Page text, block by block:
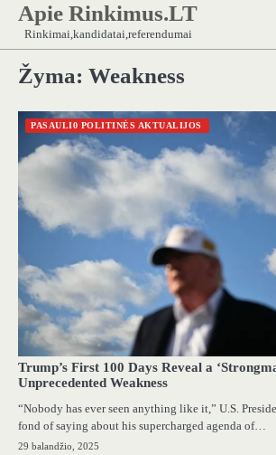
Skip
content
Apie Rinkimus.LT
Rinkimai,kandidatai,referendumai
Žyma: Weakness
PASAULI0 POLITINĖS AKTUALIJOS
Trump’s First 100 Days Reveal a
Unprecedented Weakness
“Nobody has ever seen anything like it,” U.S.
fond of saying about his supercharged agenda of…
29 balandžio, 2025